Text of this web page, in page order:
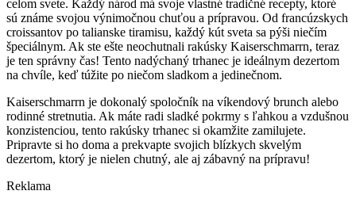
celom svete. Každý národ má svoje vlastné tradičné recepty, ktoré
sú známe svojou výnimočnou chuťou a prípravou. Od francúzskych
croissantov po talianske tiramisu, každý kút sveta sa pýši niečím
špeciálnym. Ak ste ešte neochutnali rakúsky Kaiserschmarrn, teraz
je ten správny čas! Tento nadýchaný trhanec je ideálnym dezertom
na chvíle, keď túžite po niečom sladkom a jedinečnom.
Kaiserschmarrn je dokonalý spoločník na víkendový brunch alebo
rodinné stretnutia. Ak máte radi sladké pokrmy s ľahkou a vzdušnou
konzistenciou, tento rakúsky trhanec si okamžite zamilujete.
Pripravte si ho doma a prekvapte svojich blízkych skvelým
dezertom, ktorý je nielen chutný, ale aj zábavný na prípravu!
Reklama